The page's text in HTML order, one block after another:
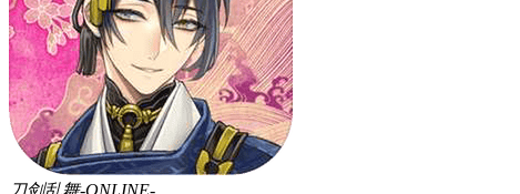
刀剑乱舞-ONLINE-